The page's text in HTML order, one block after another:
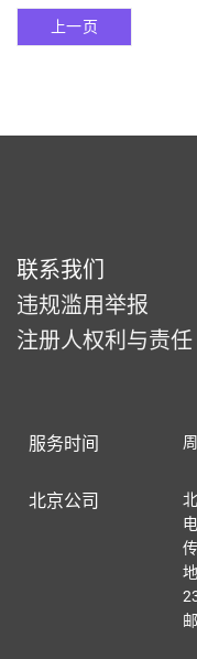
上一页
联系我们
违规滥用举报
注册人权利与责任
服务时间
北京公司